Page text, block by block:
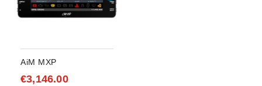
AiM MXP
€3,146.00